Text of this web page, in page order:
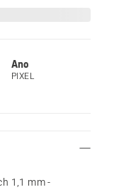
Ano
PIXEL
1,1 mm -